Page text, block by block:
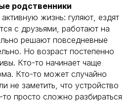
родственники
жизнь: гуляют, ездят
с друзьями, работают на
решают повседневные
Но возраст постепенно
Кто-то начинает чаще
Кто-то может случайно
не заметить, что устройство
просто сложно разбираться